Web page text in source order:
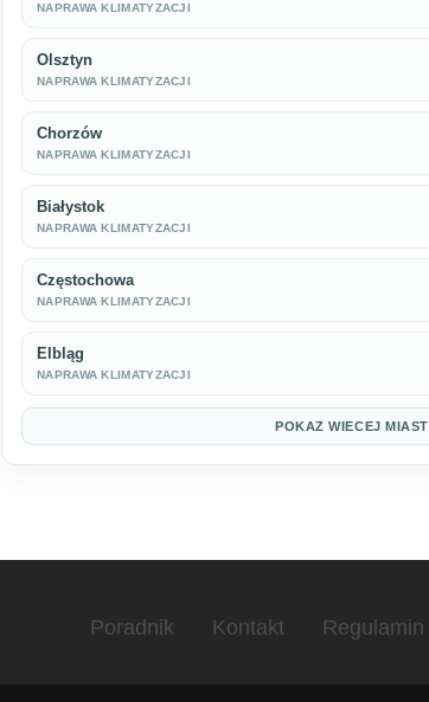
NAPRAWA KLIMATYZACJI
Olsztyn
NAPRAWA KLIMATYZACJI
Chorzów
NAPRAWA KLIMATYZACJI
Białystok
NAPRAWA KLIMATYZACJI
Częstochowa
NAPRAWA KLIMATYZACJI
Elbląg
NAPRAWA KLIMATYZACJI
POKAZ WIECEJ MIAST
Poradnik Kontakt Regulamin